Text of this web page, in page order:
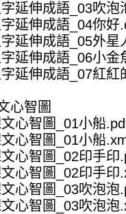
延伸成語_03吹泡
延伸成語_04你好
延伸成語_05外星
延伸成語_06小金
延伸成語_07紅紅
心智圖
心智圖_01小船
心智圖_01小船
心智圖_02印手印
心智圖_02印手印
心智圖_03吹泡泡
心智圖_03吹泡泡